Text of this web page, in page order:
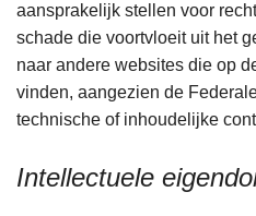
aansprakelijk stellen voor
schade die voortvloeit uit het
naar andere websites die op
vinden, aangezien de
technische of inhoudelijke
Intellectuele